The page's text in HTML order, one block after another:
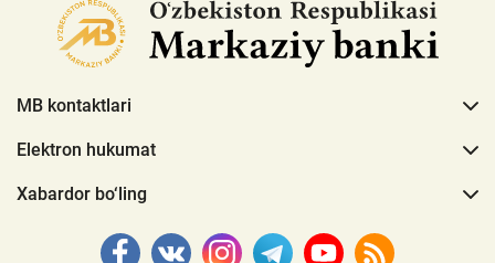
MB kontaktlari
Elektron hukumat
Xabardor bo‘ling